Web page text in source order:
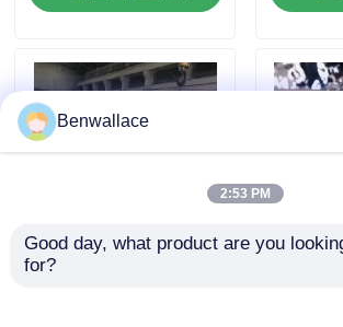
저희와 연락
사건
JIS 마크 스테인리스 스
Benwallace
2:53 PM
Good day, what product are you
for?